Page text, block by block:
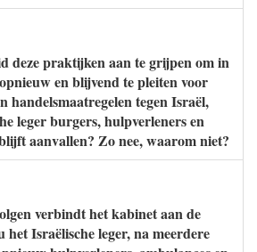
deze praktijken aan te grijpen om in
en blijvend te pleiten voor
handelsmaatregelen tegen Israël,
leger burgers, hulpverleners en
aanvallen? Zo nee, waarom niet?
verbindt het kabinet aan de
het Israëlische leger, na meerdere